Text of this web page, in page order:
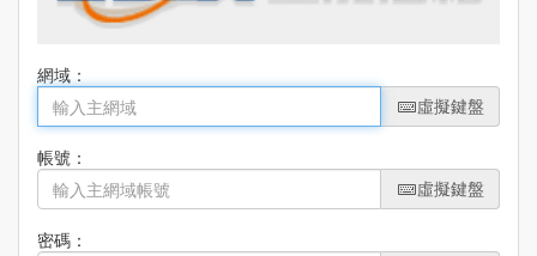
網域：
Domain
虛擬鍵盤
帳號：
虛擬鍵盤
密碼：